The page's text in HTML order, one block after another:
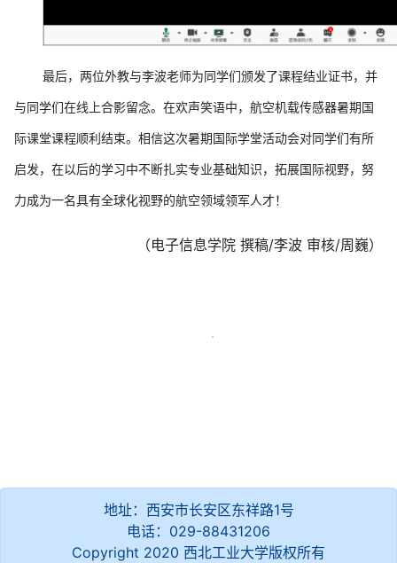
最后，两位外教与李波老师为同学们颁发了课程结业证书，并
与同学们在线上合影留念。在欢声笑语中，航空机载传感器暑期国
际课堂课程顺利结束。相信这次暑期国际学堂活动会对同学们有所
启发，在以后的学习中不断扎实专业基础知识，拓展国际视野，努
力成为一名具有全球化视野的航空领域领军人才！
（电子信息学院 撰稿/李波 审核/周巍）
地址：西安市长安区东祥路1号
电话：029-88431206
Copyright 2020 西北工业大学版权所有